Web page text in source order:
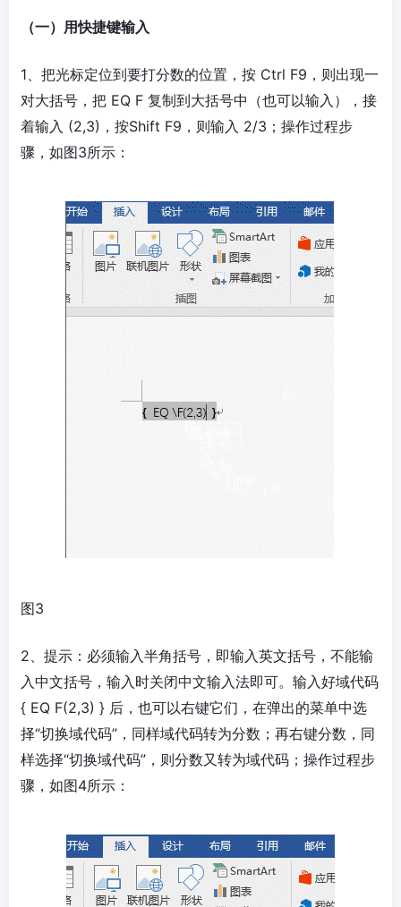
（一）用快捷键输入
1、把光标定位到要打分数的位置，按 Ctrl F9，则出现一
对大括号，把 EQ F 复制到大括号中（也可以输入），接
着输入 (2,3)，按Shift F9，则输入 2/3；操作过程步
骤，如图3所示：
图3
2、提示：必须输入半角括号，即输入英文括号，不能输
入中文括号，输入时关闭中文输入法即可。输入好域代码
{ EQ F(2,3) } 后，也可以右键它们，在弹出的菜单中选
择“切换域代码”，同样域代码转为分数；再右键分数，同
样选择“切换域代码”，则分数又转为域代码；操作过程步
骤，如图4所示：